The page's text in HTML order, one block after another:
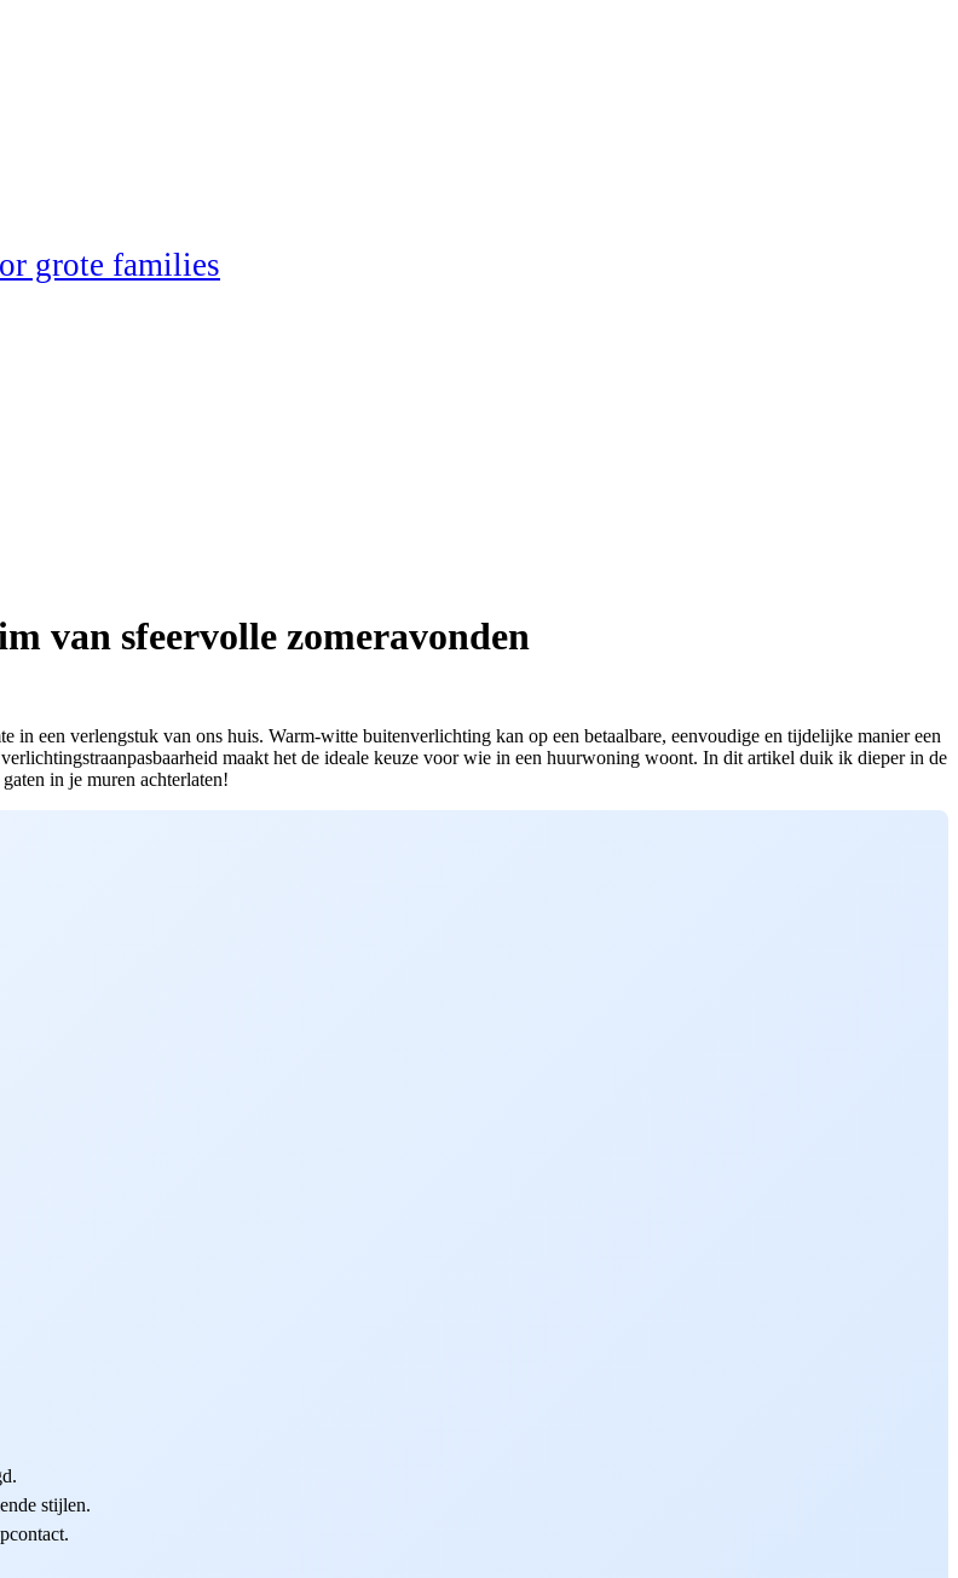
grote families
van sfeervolle zomeravonden
in een verlengstuk van ons huis. Warm-witte buitenverlichting kan op een betaalbare, eenvoudige en tijdelijke manier een
maakt het de ideale keuze voor wie in een huurwoning woont. In dit artikel duik ik dieper in de
in je muren achterlaten!
stijlen.